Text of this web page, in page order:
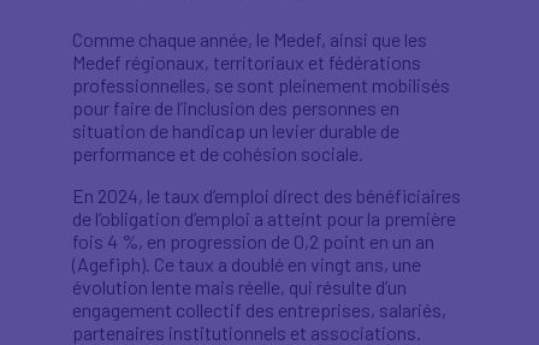
Comme chaque année, le Medef, ainsi que les
Medef régionaux, territoriaux et fédérations
professionnelles, se sont pleinement mobilisés
pour faire de l’inclusion des personnes en
situation de handicap un levier durable de
performance et de cohésion sociale.
En 2024, le taux d’emploi direct des bénéficiaires
de l’obligation d’emploi a atteint pour la première
fois 4 %, en progression de 0,2 point en un an
(Agefiph). Ce taux a doublé en vingt ans, une
évolution lente mais réelle, qui résulte d’un
engagement collectif des entreprises, salariés,
partenaires institutionnels et associations.